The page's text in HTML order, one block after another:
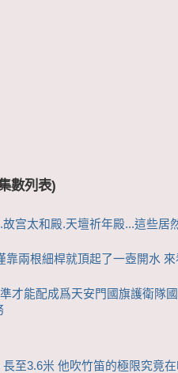
數列表)
宫太和殿.天壇祈年殿...這些居
靠兩根細桿就頂起了一壺開水
才能配成爲天安門國旗護衛隊
至3.6米 他吹竹笛的極限究竟